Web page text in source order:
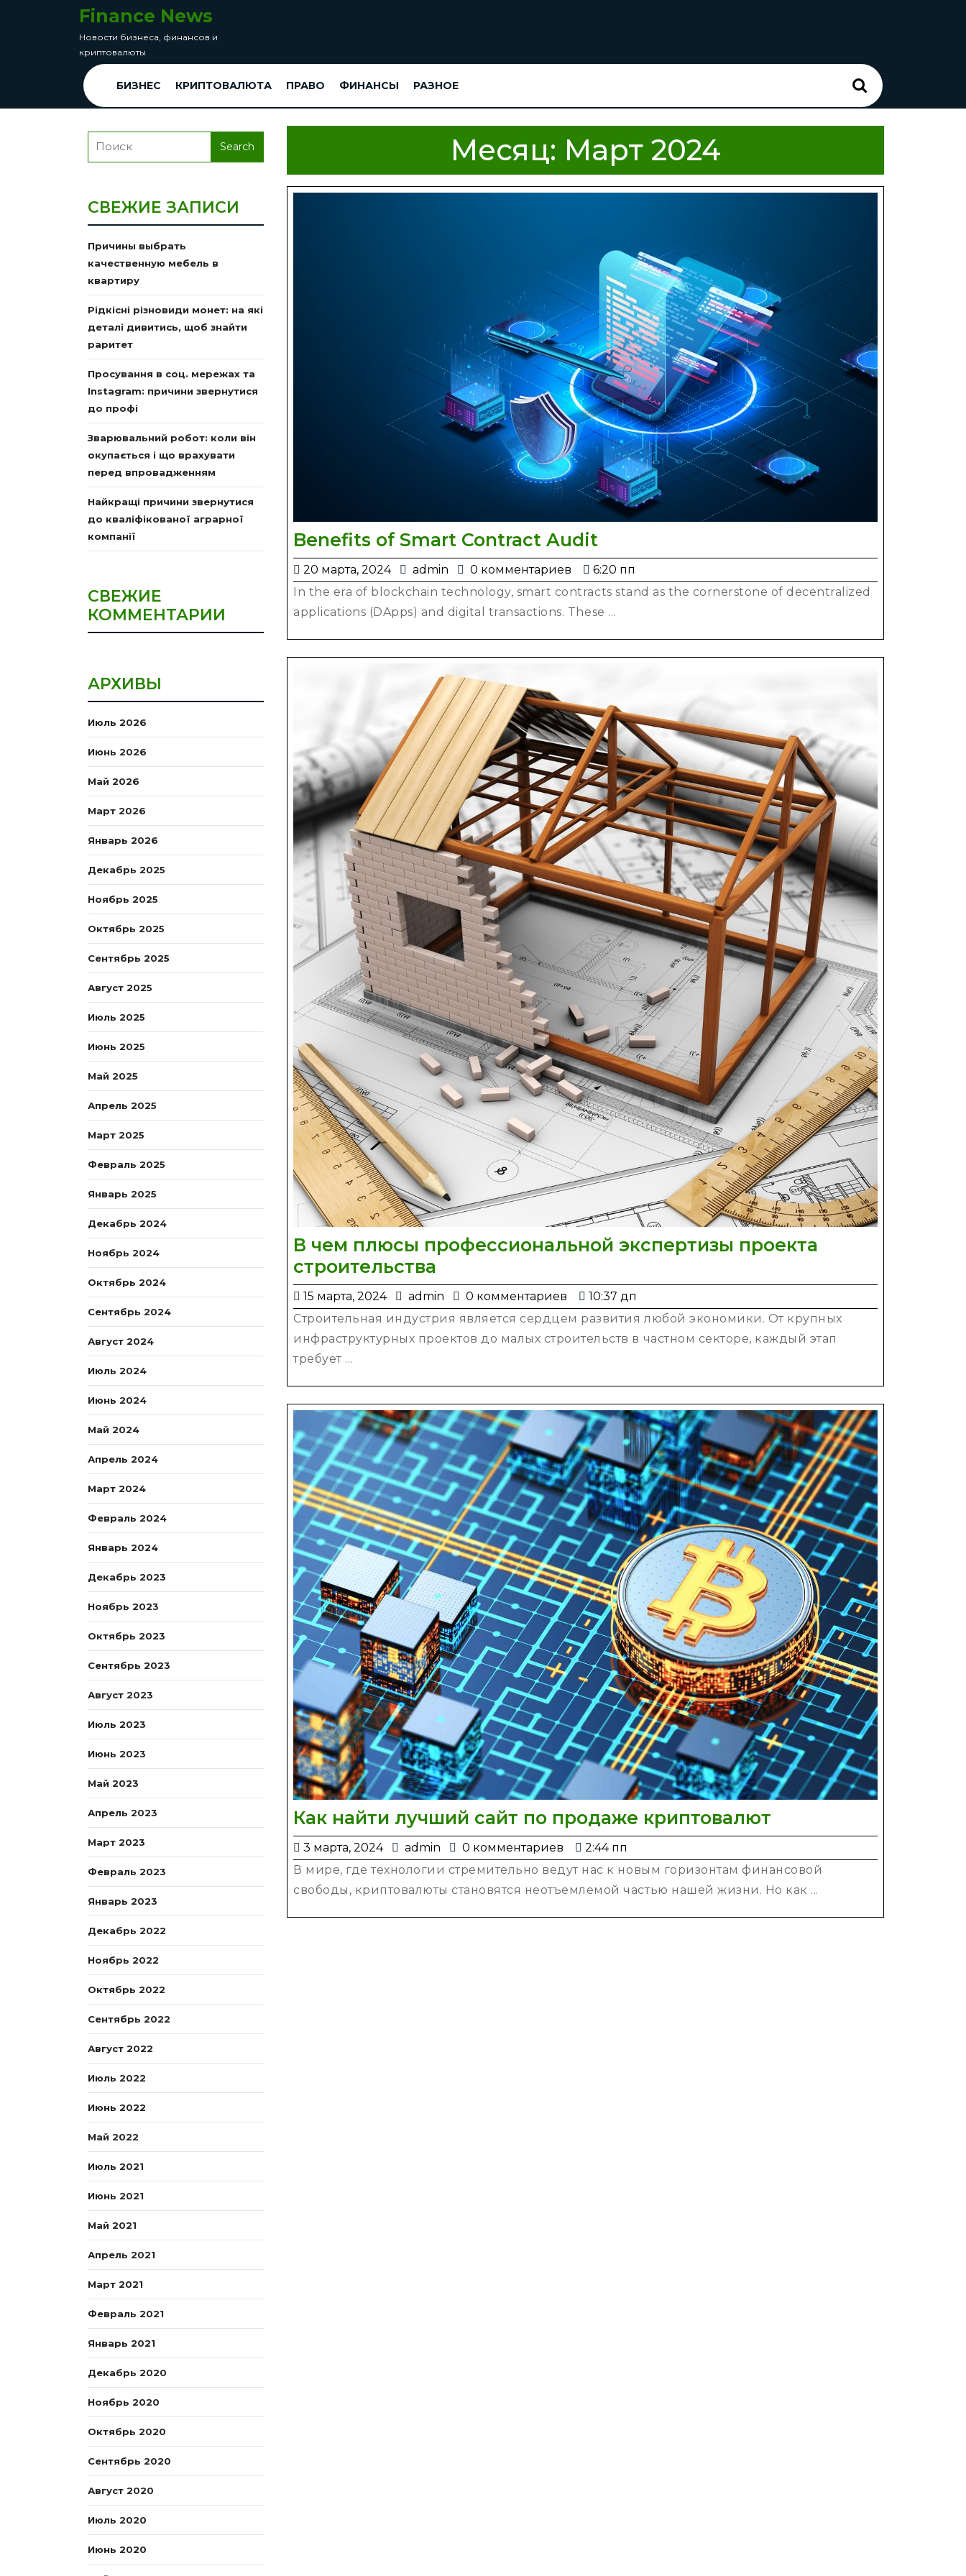
Finance News
Новости бизнеса, финансов и
криптовалюты
БИЗНЕС КРИПТОВАЛЮТА ПРАВО ФИНАНСЫ РАЗНОЕ
Search
for:
Search
СВЕЖИЕ ЗАПИСИ
Причины выбрать
качественную мебель в
квартиру
Рідкісні різновиди монет: на які
деталі дивитись, щоб знайти
раритет
Просування в соц. мережах та
Instagram: причини звернутися
до профі
Зварювальний робот: коли він
окупається і що врахувати
перед впровадженням
Найкращі причини звернутися
до кваліфікованої аграрної
компанії
СВЕЖИЕ
КОММЕНТАРИИ
АРХИВЫ
Июль 2026
Июнь 2026
Май 2026
Март 2026
Январь 2026
Декабрь 2025
Ноябрь 2025
Октябрь 2025
Сентябрь 2025
Август 2025
Июль 2025
Июнь 2025
Май 2025
Апрель 2025
Март 2025
Февраль 2025
Январь 2025
Декабрь 2024
Ноябрь 2024
Октябрь 2024
Сентябрь 2024
Август 2024
Июль 2024
Июнь 2024
Май 2024
Апрель 2024
Март 2024
Февраль 2024
Январь 2024
Декабрь 2023
Ноябрь 2023
Октябрь 2023
Сентябрь 2023
Август 2023
Июль 2023
Июнь 2023
Май 2023
Апрель 2023
Март 2023
Февраль 2023
Январь 2023
Декабрь 2022
Ноябрь 2022
Октябрь 2022
Сентябрь 2022
Август 2022
Июль 2022
Июнь 2022
Май 2022
Июль 2021
Июнь 2021
Май 2021
Апрель 2021
Март 2021
Февраль 2021
Январь 2021
Декабрь 2020
Ноябрь 2020
Октябрь 2020
Сентябрь 2020
Август 2020
Июль 2020
Июнь 2020
Месяц: Март 2024
Benefits of Smart Contract Audit
of
Smart
20 марта, 2024
20
марта,
admin admin
0 комментариев
6:20 пп
In the era of blockchain technology, smart contracts stand as the cornerstone of decentralized
applications (DApps) and digital transactions. These ...
В чем плюсы профессиональной экспертизы проекта
строительства
чем
плюсы
профессиональной
15 марта, 2024
15
марта,
admin admin
0 комментариев
10:37 дп
Строительная индустрия является сердцем развития любой экономики. От крупных
инфраструктурных проектов до малых строительств в частном секторе, каждый этап
требует ...
Как найти лучший сайт по продаже криптовалют
найти
лучший
сайт
продаже
3 марта, 2024
3
марта,
admin admin
0 комментариев
2:44 пп
В мире, где технологии стремительно ведут нас к новым горизонтам финансовой
свободы, криптовалюты становятся неотъемлемой частью нашей жизни. Но как ...